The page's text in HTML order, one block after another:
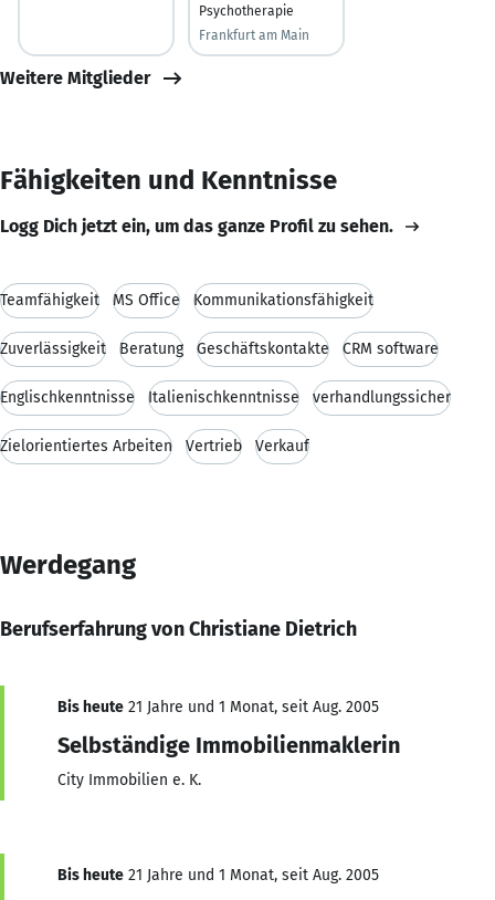
Psychotherapie
Frankfurt am Main
Weitere Mitglieder
Fähigkeiten und Kenntnisse
Logg Dich jetzt ein, um das ganze Profil zu sehen.
Teamfähigkeit MS Office Kommunikationsfähigkeit
Zuverlässigkeit Beratung Geschäftskontakte CRM software
Englischkenntnisse Italienischkenntnisse verhandlungssicher
Zielorientiertes Arbeiten Vertrieb Verkauf
Werdegang
Berufserfahrung von Christiane Dietrich
Bis heute 21 Jahre und 1 Monat, seit Aug. 2005
Selbständige Immobilienmaklerin
City Immobilien e. K.
Bis heute 21 Jahre und 1 Monat, seit Aug. 2005